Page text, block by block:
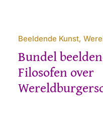
Beeldende Kunst,
Bundel
Filosofen over